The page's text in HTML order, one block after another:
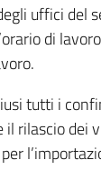
uffici del
di
tutti i
il rilascio